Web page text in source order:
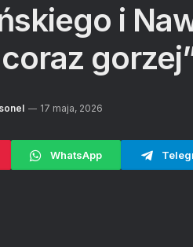
i
17 maja, 2026
WhatsApp